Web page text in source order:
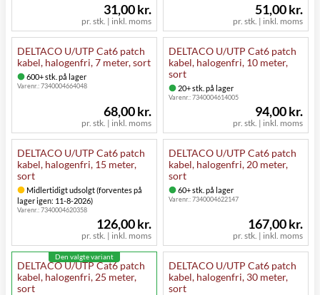
pr. stk. | inkl. moms
31,00 kr.
pr. stk. | inkl. moms
51,00 kr.
DELTACO U/UTP Cat6 patch
kabel, halogenfri, 7 meter, sort
600+ stk. på lager
Varenr.:7340004664048
pr. stk. | inkl. moms
68,00 kr.
DELTACO U/UTP Cat6 patch
kabel, halogenfri, 10 meter,
sort
20+ stk. på lager
Varenr.:7340004614005
pr. stk. | inkl. moms
94,00 kr.
DELTACO U/UTP Cat6 patch
kabel, halogenfri, 15 meter,
sort
Midlertidigt udsolgt (forventes på
lager igen: 11-8-2026)
Varenr.:7340004620358
pr. stk. | inkl. moms
126,00 kr.
DELTACO U/UTP Cat6 patch
kabel, halogenfri, 20 meter,
sort
60+ stk. på lager
Varenr.:7340004622147
pr. stk. | inkl. moms
167,00 kr.
DELTACO U/UTP Cat6 patch
kabel, halogenfri, 25 meter,
sort
Den valgte variant
DELTACO U/UTP Cat6 patch
kabel, halogenfri, 30 meter,
sort